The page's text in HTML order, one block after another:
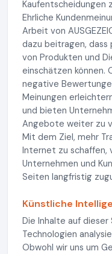
Kaufentscheidungen
Ehrliche
Arbeit von
dazu beitragen,
von Produkten und
einschätzen können.
negative
Meinungen
und bieten
Angebote weiter zu
Mit dem Ziel, mehr
Internet zu schaffen,
Unternehmen und
Seiten langfristig
Künstliche
Die Inhalte auf
Technologien
Obwohl wir uns um